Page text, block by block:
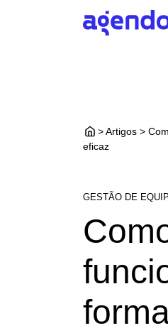
> Artigos >
eficaz
GESTÃO DE